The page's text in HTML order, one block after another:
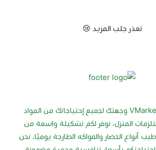
تعذر جلب المزيد 😢
فيلج ماركت | VMarket وجهتك لجميع إحتياجاتك من المواد
المنزل، نوفر لكم تشكيلة واسعة من
أنواع الخضار والفواكه الطازجة يوميًا، نحن